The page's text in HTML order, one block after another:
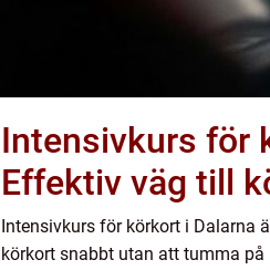
Intensivkurs för
Effektiv väg till
Intensivkurs för körkort i Dalarna
körkort snabbt utan att tumma